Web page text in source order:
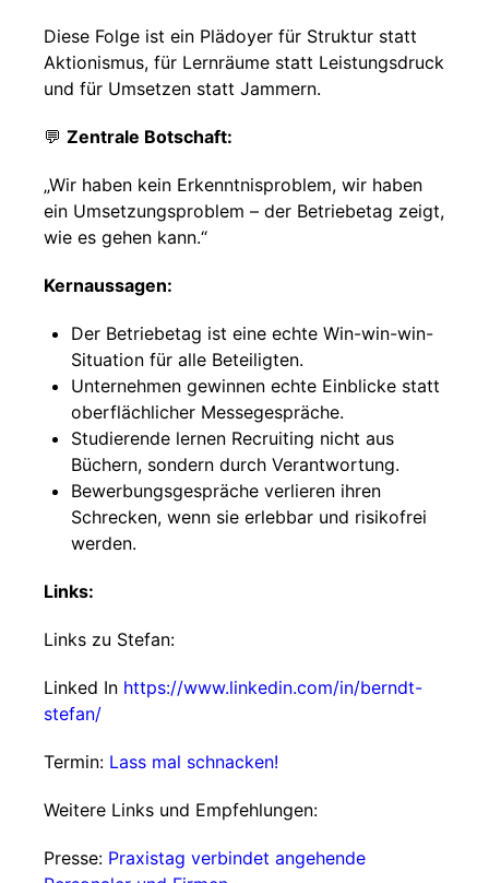
Diese Folge ist ein Plädoyer für Struktur statt
Aktionismus, für Lernräume statt Leistungsdruck
und für Umsetzen statt Jammern.
💬 Zentrale Botschaft:
„Wir haben kein Erkenntnisproblem, wir haben
ein Umsetzungsproblem – der Betriebetag zeigt,
wie es gehen kann.“
Kernaussagen:
Der Betriebetag ist eine echte Win-win-win-
Situation für alle Beteiligten.
Unternehmen gewinnen echte Einblicke statt
oberflächlicher Messegespräche.
Studierende lernen Recruiting nicht aus
Büchern, sondern durch Verantwortung.
Bewerbungsgespräche verlieren ihren
Schrecken, wenn sie erlebbar und risikofrei
werden.
Links:
Links zu Stefan:
Linked In https://www.linkedin.com/in/berndt-
stefan/
Termin: Lass mal schnacken!
Weitere Links und Empfehlungen:
Presse: Praxistag verbindet angehende